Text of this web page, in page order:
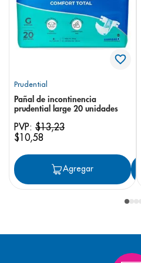
Prudential
Pañal de incontinencia
prudential large 20 unidades
PVP: $13,23
$10,58
Agregar